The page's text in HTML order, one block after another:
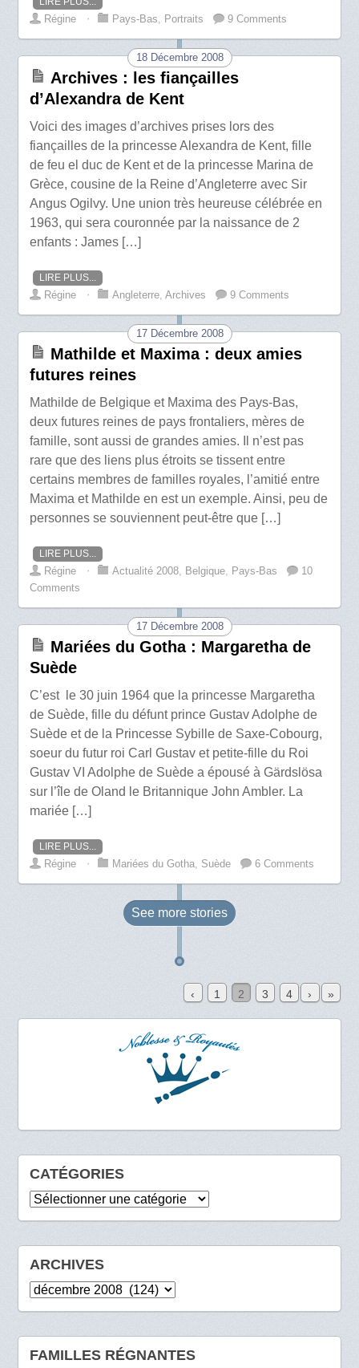
Régine ⋅ Pays-Bas Portraits 9 Comments
18 Décembre 2008
Archives : les fiançailles
d’Alexandra de Kent
Voici des images d’archives prises lors des
fiançailles de la princesse Alexandra de Kent, fille
de feu el duc de Kent et de la princesse Marina de
Grèce, cousine de la Reine d’Angleterre avec Sir
Angus Ogilvy. Une union très heureuse célébrée en
1963, qui sera couronnée par la naissance de 2
enfants : James […]
LIRE PLUS...
Régine ⋅ Angleterre ,Archives 9 Comments
17 Décembre 2008
Mathilde et Maxima : deux amies
futures reines
Mathilde de Belgique et Maxima des Pays-Bas,
deux futures reines de pays frontaliers, mères de
famille, sont aussi de grandes amies. Il n’est pas
rare que des liens plus étroits se tissent entre
certains membres de familles royales, l’amitié entre
Maxima et Mathilde en est un exemple. Ainsi, peu de
personnes se souviennent peut-être que […]
LIRE PLUS...
Régine ⋅ Actualité 2008, Belgique, Pays-Bas
10
Comments
17 Décembre 2008
Mariées du Gotha : Margaretha de
Suède
C’est le 30 juin 1964 que la princesse Margaretha
de Suède, fille du défunt prince Gustav Adolphe de
Suède et de la Princesse Sybille de Saxe-Cobourg,
soeur du futur roi Carl Gustav et petite-fille du Roi
Gustav VI Adolphe de Suède a épousé à Gärdslösa
sur l’île de Oland le Britannique John Ambler. La
mariée […]
LIRE PLUS...
Régine ⋅ Mariées du Gotha, Suède 6 Comments
See more stories
‹ 1 2 3 4 › »
CATÉGORIES
Catégories
ARCHIVES
Archives
FAMILLES RÉGNANTES